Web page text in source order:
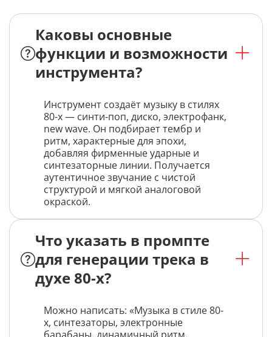
Каковы основные
функции и возможности
инструмента?
Инструмент создаёт музыку в стилях
80-х — синти-поп, диско, электрофанк,
new wave. Он подбирает тембр и
ритм, характерные для эпохи,
добавляя фирменные ударные и
синтезаторные линии. Получается
аутентичное звучание с чистой
структурой и мягкой аналоговой
окраской.
Что указать в промпте
для генерации трека в
духе 80-х?
Можно написать: «Музыка в стиле 80-
х, синтезаторы, электронные